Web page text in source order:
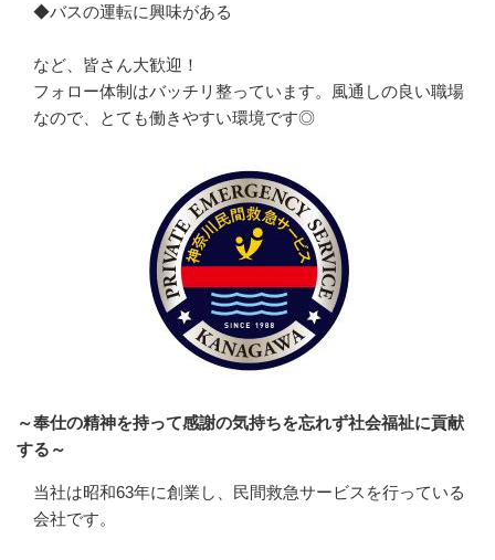
◆バスの運転に興味がある
など、皆さん大歓迎！
フォロー体制はバッチリ整っています。風通しの良い職場
なので、とても働きやすい環境です◎
～奉仕の精神を持って感謝の気持ちを忘れず社会福祉に貢献
する～
当社は昭和63年に創業し、民間救急サービスを行っている
会社です。